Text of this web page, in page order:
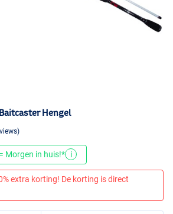
Hengel
Morgen in huis!* i
extra korting! De korting is direct